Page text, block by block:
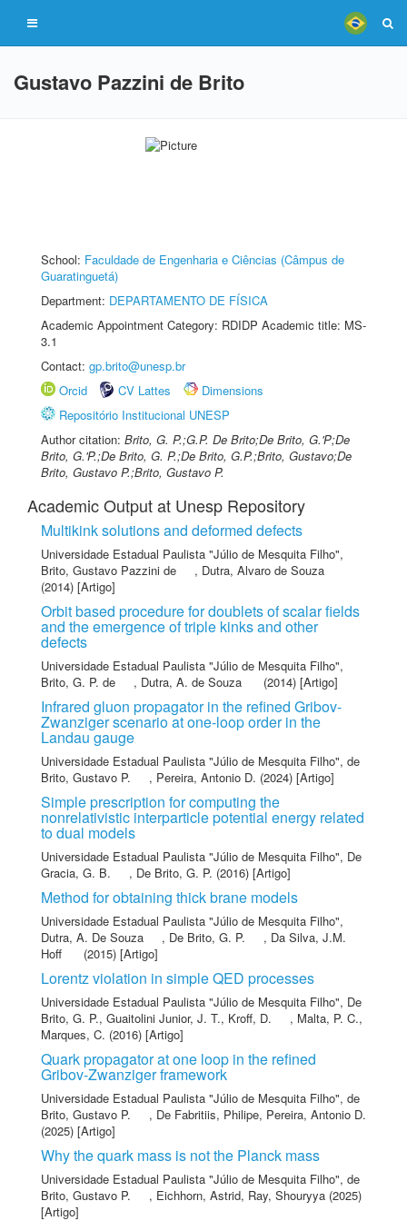
Gustavo Pazzini de Brito
School: Faculdade de Engenharia e Ciências (Câmpus de
Guaratinguetá)
Department: DEPARTAMENTO DE FÍSICA
Academic Appointment Category: RDIDP Academic title: MS-
3.1
Contact: gp.brito@unesp.br
Orcid
CV Lattes
Dimensions
Repositório Institucional UNESP
Author citation: Brito, G. P.;G.P. De Brito;De Brito, G.'P;De
Brito, G.'P.;De Brito, G. P.;De Brito, G.P.;Brito, Gustavo;De
Brito, Gustavo P.;Brito, Gustavo P.
Academic Output at Unesp Repository
Multikink solutions and deformed defects
Universidade Estadual Paulista "Júlio de Mesquita Filho",
Brito, Gustavo Pazzini de
, Dutra, Alvaro de Souza
(2014) [Artigo]
Orbit based procedure for doublets of scalar fields
and the emergence of triple kinks and other
defects
Universidade Estadual Paulista "Júlio de Mesquita Filho",
Brito, G. P. de
, Dutra, A. de Souza (2014) [Artigo]
Infrared gluon propagator in the refined Gribov-
Zwanziger scenario at one-loop order in the
Landau gauge
Universidade Estadual Paulista "Júlio de Mesquita Filho", de
Brito, Gustavo P.
, Pereira, Antonio D. (2024) [Artigo]
Simple prescription for computing the
nonrelativistic interparticle potential energy related
to dual models
Universidade Estadual Paulista "Júlio de Mesquita Filho", De
Gracia, G. B.
, De Brito, G. P. (2016) [Artigo]
Method for obtaining thick brane models
Universidade Estadual Paulista "Júlio de Mesquita Filho",
Dutra, A. De Souza
, De Brito, G. P. , Da Silva, J.M.
Hoff
(2015) [Artigo]
Lorentz violation in simple QED processes
Universidade Estadual Paulista "Júlio de Mesquita Filho", De
Brito, G. P., Guaitolini Junior, J. T., Kroff, D. , Malta, P. C.,
Marques, C. (2016) [Artigo]
Quark propagator at one loop in the refined
Gribov-Zwanziger framework
Universidade Estadual Paulista "Júlio de Mesquita Filho", de
Brito, Gustavo P.
, De Fabritiis, Philipe, Pereira, Antonio D.
(2025) [Artigo]
Why the quark mass is not the Planck mass
Universidade Estadual Paulista "Júlio de Mesquita Filho", de
Brito, Gustavo P.
, Eichhorn, Astrid, Ray, Shouryya (2025)
[Artigo]